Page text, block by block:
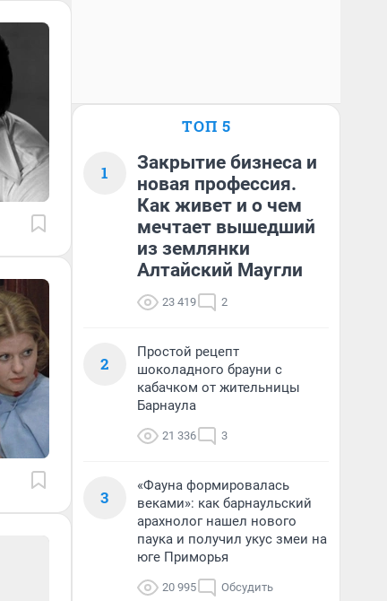
ТОП 5
1
Закрытие бизнеса и
новая профессия.
Как живет и о чем
мечтает вышедший
из землянки
Алтайский Маугли
23 419 2
2
Простой рецепт
шоколадного брауни с
кабачком от жительницы
Барнаула
21 336 3
3
«Фауна формировалась
веками»: как барнаульский
арахнолог нашел нового
паука и получил укус змеи на
юге Приморья
20 995 Обсудить